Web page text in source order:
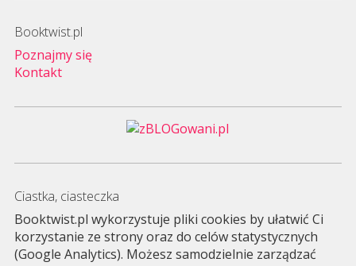
Booktwist.pl
Poznajmy się
Kontakt
Ciastka, ciasteczka
Booktwist.pl wykorzystuje pliki cookies by ułatwić Ci
korzystanie ze strony oraz do celów statystycznych
(Google Analytics). Możesz samodzielnie zarządzać